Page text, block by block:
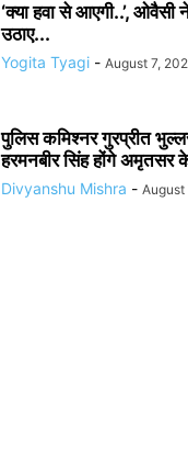
‘क्या हवा से आएगी..’, ओवैसी
उठाए...
Yogita Tyagi - August 7,
पुलिस कमिश्नर गुरप्रीत
हरमनबीर सिंह होंगे अमृतसर
Divyanshu Mishra - August